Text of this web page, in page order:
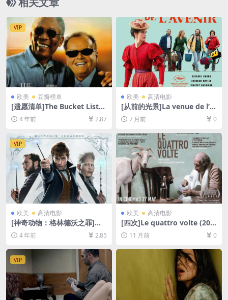
VIP
欧美 豆瓣榜单
[遗愿清单]The Bucket List
(2007)[百度网盘+迅雷云盘资
源1080P超清未删减][MP4/6.
2GB][中英字幕]
4 年前 2.87
欧美 高清电影
[从前的光景]La venue de l’a
venir (2025)[百度网盘+夸克
网盘1080P超清未删减资源]
[网盘在线播放/下载][MP4/9G
B][中文字幕]
7 月前 0
VIP
欧美 高清电影
[神奇动物：格林德沃之罪]加
长版 Fantastic Beasts: The
Crimes of Grindelwald (201
80P超清未删减][MP4/9.1GB]
[中英字幕]
4 年前 2.85
欧美 高清电影
[四次]Le quattro volte (201
0)[百度网盘+夸克网盘720P高
清未删减资源][网盘在线播放/
11 月前 0
VIP